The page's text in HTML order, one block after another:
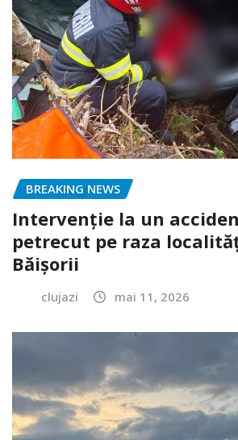
BREAKING NEWS
Intervenție la un
petrecut pe raza
Băișorii
clujazi mai 11, 2026